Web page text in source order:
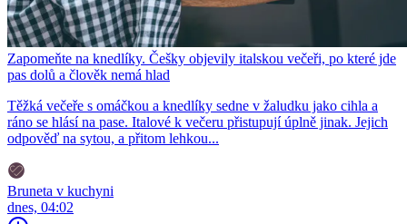
Zapomeňte na knedlíky. Češky objevily italskou večeři, po které jde
pas dolů a člověk nemá hlad
Těžká večeře s omáčkou a knedlíky sedne v žaludku jako cihla a
ráno se hlásí na pase. Italové k večeru přistupují úplně jinak. Jejich
odpověď na sytou, a přitom lehkou...
Bruneta v kuchyni
dnes, 04:02